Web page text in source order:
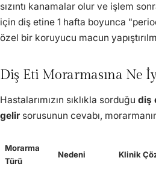
sızıntı kanamalar olur ve işlem
için diş etine 1 hafta boyunca
özel bir koruyucu macun
Diş Eti Morarmasına Ne
Hastalarımızın sıklıkla sorduğu diş
gelir sorusunun cevabı,
Morarma
Türü
Nedeni Klinik